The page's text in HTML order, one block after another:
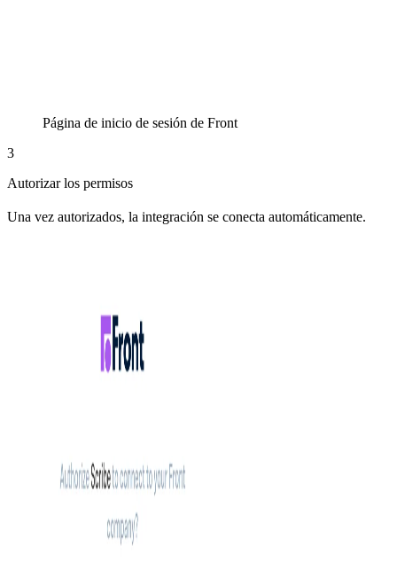
Página de inicio de sesión de Front
3
Autorizar los permisos
Una vez autorizados, la integración se conecta automáticamente.